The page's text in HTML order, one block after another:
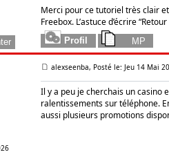
Merci pour ce tutoriel très clair
Freebox. L’astuce d’écrire
alexseenba, Posté le: Jeu 14 Mai
Il y a peu je cherchais un casino
ralentissements sur téléphone.
aussi plusieurs promotions